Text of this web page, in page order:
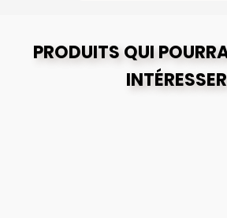
PRODUITS QUI
INTÉRESSER